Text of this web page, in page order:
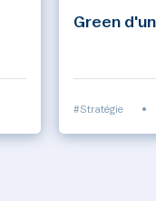
Green
#Stratégie •